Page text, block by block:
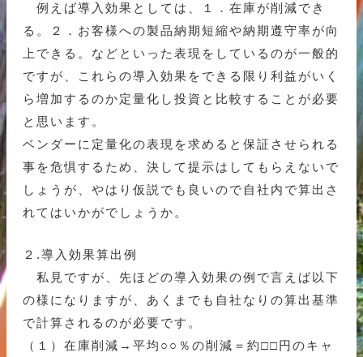
例えば導入効果としては、１．在庫が削減でき
る。２．お客様への製品納期短縮や納期遵守率が向
上できる。などといった表現をしているのが一般的
ですが、これらの導入効果をできる限り利益がいく
ら増加するのか定量化し投資と比較することが必要
と思います。
ベンダーに定量化の表現を求めると保証させられる
事を危惧するため、決して提示はしてもらえないで
しょうが、やはり仮説でも良いので自社内で算出さ
れてはいかがでしょうか。
２.導入効果算出例
私見ですが、先ほどの導入効果の例で言えば以下
の様になりますが、あくまでも自社なりの算出基準
で計算されるのが必要です。
（１）在庫削減→平均○○％の削減＝約□□円のキャ